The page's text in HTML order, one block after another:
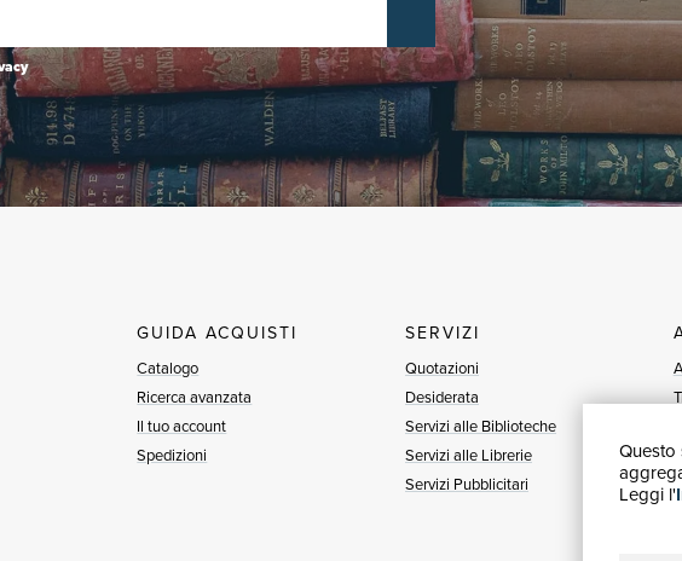
Questo
Leggi l'
GUIDA ACQUISTI
Catalogo
Ricerca avanzata
Il tuo account
Spedizioni
SERVIZI
Quotazioni
Desiderata
Servizi alle Biblioteche
Servizi alle Librerie
Servizi Pubblicitari